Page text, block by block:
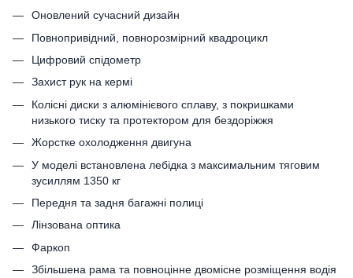
Оновлений сучасний дизайн
Повнопривідний, повнорозмірний квадроцикл
Цифровий спідометр
Захист рук на кермі
Колісні диски з алюмінієвого сплаву, з покришками
низького тиску та протектором для бездоріжжя
Жорстке охолодження двигуна
У моделі встановлена лебідка з максимальним тяговим
зусиллям 1350 кг
Передня та задня багажні полиці
Лінзована оптика
Фаркоп
Збільшена рама та повноцінне двомісне розміщення водія